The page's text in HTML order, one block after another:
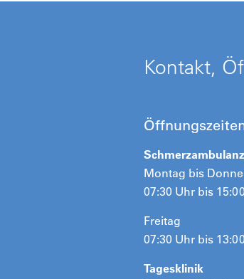
Kontakt,
Schmerzambulanz
Montag bis
07:30 Uhr bis
Freitag
07:30 Uhr bis
Tagesklinik